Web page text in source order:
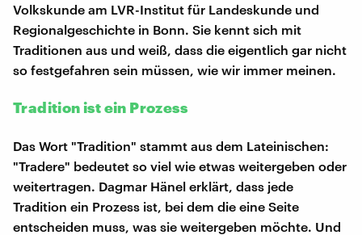
Volkskunde am LVR-Institut für Landeskunde und
Regionalgeschichte in Bonn. Sie kennt sich mit
Traditionen aus und weiß, dass die eigentlich gar nicht
so festgefahren sein müssen, wie wir immer meinen.
Tradition ist ein Prozess
Das Wort "Tradition" stammt aus dem Lateinischen:
"Tradere" bedeutet so viel wie etwas weitergeben oder
weitertragen. Dagmar Hänel erklärt, dass jede
Tradition ein Prozess ist, bei dem die eine Seite
entscheiden muss, was sie weitergeben möchte. Und